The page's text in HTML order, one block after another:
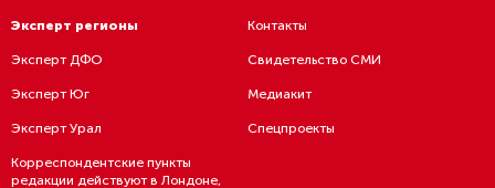
Эксперт регионы
Эксперт ДФО
Эксперт Юг
Эксперт Урал
Корреспондентские пункты
редакции действуют в Лондоне,
Контакты
Свидетельство СМИ
Медиакит
Спецпроекты